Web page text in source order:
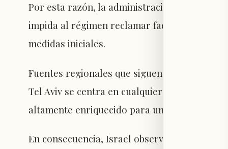
Por esta razón, la administración Trump
impida al régimen reclamar facilidades
medidas iniciales.
Fuentes regionales que siguen las
Tel Aviv se centra en cualquier fórmula que
altamente enriquecido para una etapa
En consecuencia, Israel observa la